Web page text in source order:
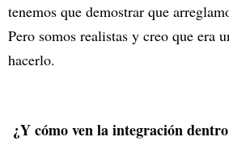
tenemos que demostrar que
Pero somos realistas y creo que era
hacerlo.
¿Y cómo ven la integración